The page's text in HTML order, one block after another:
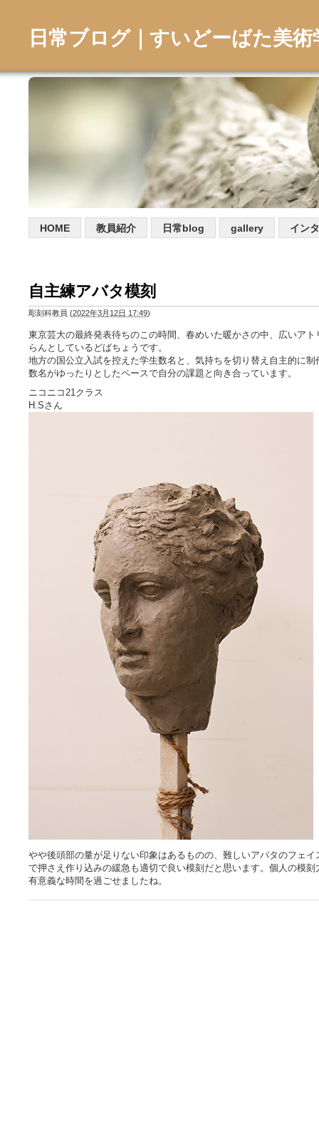
日常ブログ｜すいどーばた美術
HOME 教員紹介 日常blog gallery イン
自主練アバタ模刻
彫刻科教員 (2022年3月12日 17:49)
東京芸大の最終発表待ちのこの時間、春めいた暖かさの中、広いアト
らんとしているどばちょうです。
地方の国公立入試を控えた学生数名と、気持ちを切り替え自主的に制
数名がゆったりとしたペースで自分の課題と向き合っています。
ニコニコ21クラス
H.Sさん
やや後頭部の量が足りない印象はあるものの、難しいアバタのフェイ
で押さえ作り込みの緩急も適切で良い模刻だと思います。個人の模刻
有意義な時間を過ごせましたね。